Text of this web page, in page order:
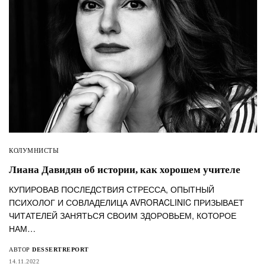
КОЛУМНИСТЫ
Лиана Давидян об истории, как хорошем учителе
КУПИРОВАВ ПОСЛЕДСТВИЯ СТРЕССА, ОПЫТНЫЙ
ПСИХОЛОГ И СОВЛАДЕЛИЦА AVRORACLINIC ПРИЗЫВАЕТ
ЧИТАТЕЛЕЙ ЗАНЯТЬСЯ СВОИМ ЗДОРОВЬЕМ, КОТОРОЕ
НАМ…
АВТОР DESSERTREPORT
14.11.2022